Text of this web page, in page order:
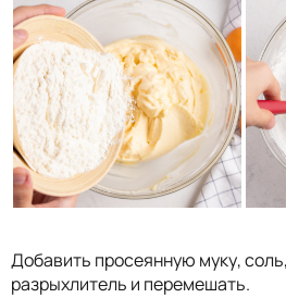
Добавить просеянную муку,
разрыхлитель и перемешать.